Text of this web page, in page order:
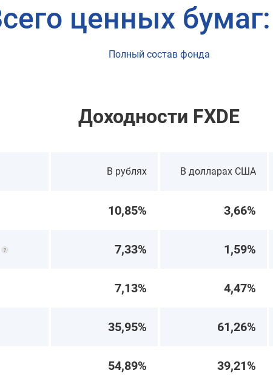
ценных бумаг:
Полный состав фонда
Доходности FXDE
В рублях В долларах США
10,85% 3,66%
7,33% 1,59%
7,13% 4,47%
35,95% 61,26%
54,89% 39,21%